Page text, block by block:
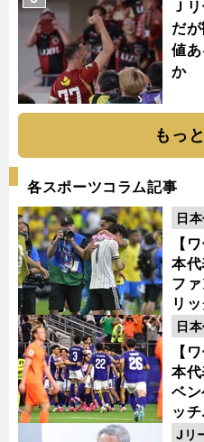
Ｊ
だ
値
か
もっ
各スポーツコラム記事
【
本
フ
リ
日
【
本
ベ
ッ
日
Jリ